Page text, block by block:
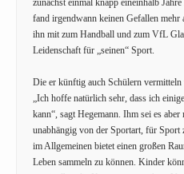
fand irgendwann keinen Gefallen
ihn mit zum Handball und zum VfL
Leidenschaft für „seinen“ Sport.
Die er künftig auch Schülern
„Ich hoffe natürlich sehr, dass ich
kann“, sagt Hegemann. Ihm sei es
unabhängig von der Sportart, für
im Allgemeinen bietet einen großen
Leben sammeln zu können. Kinder